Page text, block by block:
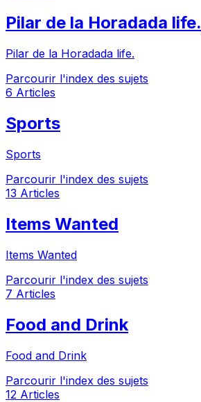
Pilar de la Horadada life.
Pilar de la Horadada life.
Parcourir l'index des sujets
6 Articles
Sports
Sports
Parcourir l'index des sujets
13 Articles
Items Wanted
Items Wanted
Parcourir l'index des sujets
7 Articles
Food and Drink
Food and Drink
Parcourir l'index des sujets
12 Articles